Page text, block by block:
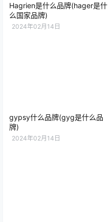
Hagrien是什么品牌(hager是什
么国家品牌)
2024年02月14日
gypsy什么品牌(gyg是什么品
牌)
2024年02月14日